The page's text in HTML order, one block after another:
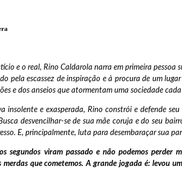
e o real, Rino Caldarola narra em primeira pessoa
pela escassez de inspiração e à procura de um
e dos anseios que atormentam uma sociedade
insolente e exasperada, Rino constrói e defende
desvencilhar-se de sua mãe coruja e do seu
E, principalmente, luta para desembaraçar sua
segundos viram passado e não podemos perder
merdas que cometemos. A grande jogada é: levou